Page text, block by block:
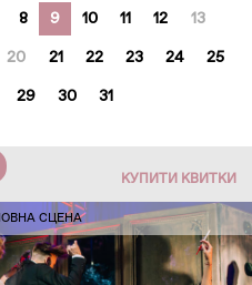
8 9 10 11 12 13
20 21 22 23 24 25
29 30 31
КУПИТИ КВИТКИ
СЦЕНА